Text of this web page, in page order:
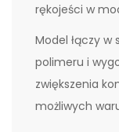
rękojeści w
Model łączy w
polimeru i
zwiększenia
możliwych